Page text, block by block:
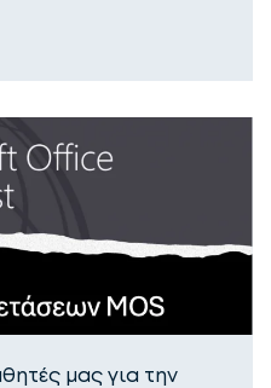
μας για την